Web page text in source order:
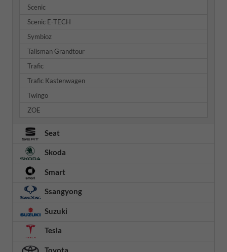
Scenic
Scenic E-TECH
Symbioz
Talisman Grandtour
Trafic
Trafic Kastenwagen
Twingo
ZOE
Seat
Skoda
Smart
Ssangyong
Suzuki
Tesla
Toyota